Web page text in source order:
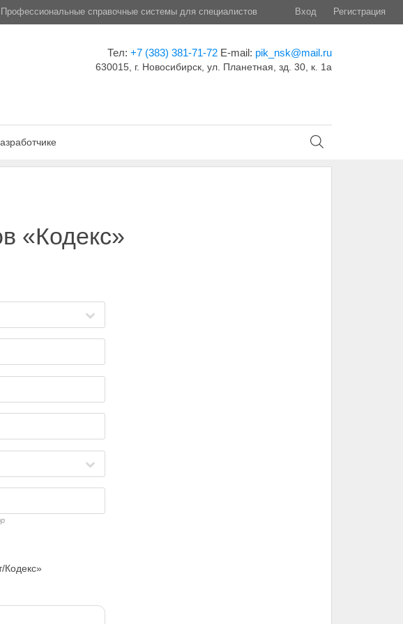
Профессиональные справочные системы для специалистов Вход Регистрация
Тел: +7 (383) 381-71-72 E-mail: pik_nsk@mail.ru
630015, г. Новосибирск, ул. Планетная, зд. 30, к. 1а
«Кодекс»
Кодекс»